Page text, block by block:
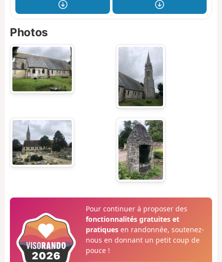
Photos
Pour continuer à proposer des
fonctionnalités gratuites et
pratiquesen randonnée, soutenez-
nous en donnant un petit coup de
pouce !